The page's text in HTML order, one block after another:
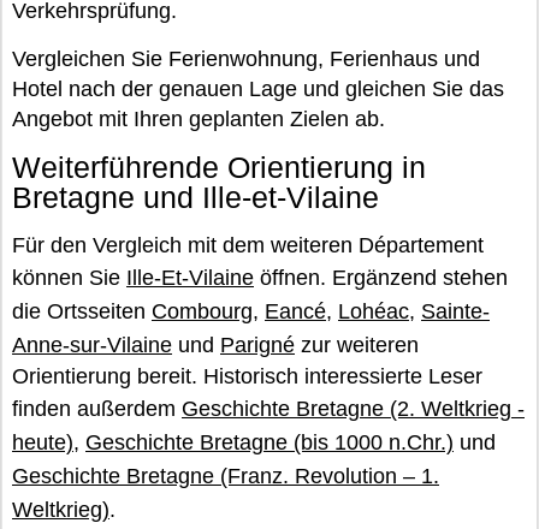
Verkehrsprüfung.
Vergleichen Sie Ferienwohnung, Ferienhaus und
Hotel nach der genauen Lage und gleichen Sie das
Angebot mit Ihren geplanten Zielen ab.
Weiterführende Orientierung in
Bretagne und Ille-et-Vilaine
Für den Vergleich mit dem weiteren Département
können Sie Ille-Et-Vilaine öffnen. Ergänzend stehen
die Ortsseiten Combourg, Eancé, Lohéac, Sainte-
Anne-sur-Vilaine und Parigné zur weiteren
Orientierung bereit. Historisch interessierte Leser
finden außerdem Geschichte Bretagne (2. Weltkrieg -
heute), Geschichte Bretagne (bis 1000 n.Chr.) und
Geschichte Bretagne (Franz. Revolution – 1.
Weltkrieg).